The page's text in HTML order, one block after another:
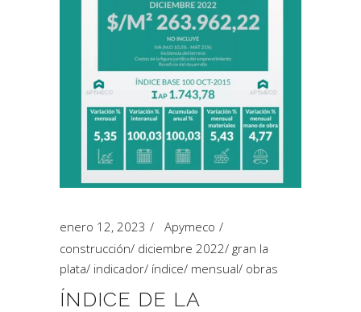
enero 12, 2023
Apymeco
construcción/ diciembre 2022/ gran la
plata/ indicador/ índice/ mensual/ obras
ÍNDICE DE LA